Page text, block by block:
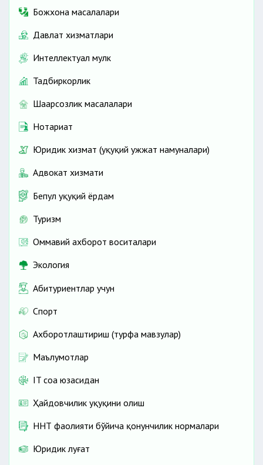
Божхона масалалари
Давлат хизматлари
Интеллектуал мулк
Тадбиркорлик
Шаҳарсозлик масалалари
Нотариат
Юридик хизмат (ҳуқуқий ҳужжат намуналари)
Адвокат хизмати
Бепул ҳуқуқий ёрдам
Туризм
Оммавий ахборот воситалари
Экология
Абитуриентлар учун
Спорт
Ахборотлаштириш (турфа мавзулар)
Маълумотлар
IT соҳа юзасидан
Ҳайдовчилик ҳуқуқини олиш
ННТ фаолияти бўйича қонунчилик нормалари
Юридик луғат